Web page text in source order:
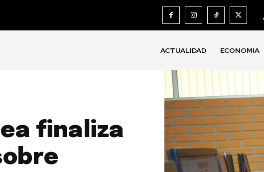
ACTUALIDAD ECONOMIA
finaliza